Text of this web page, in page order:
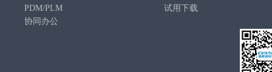
PDM/PLM
协同办公
试用下载